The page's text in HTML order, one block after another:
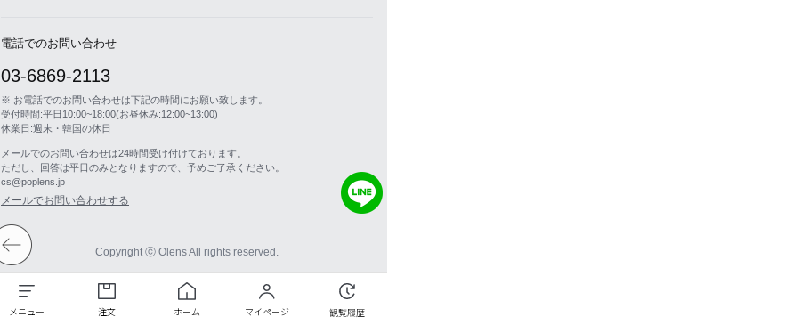
電話でのお問い合わせ
03-6869-2113
※ お電話でのお問い合わせは下記の時間にお願い致します。
受付時間:平日10:00~18:00(お昼休み:12:00~13:00)
休業日:週末・韓国の休日
メールでのお問い合わせは24時間受け付けております。
ただし、回答は平日のみとなりますので、予めご了承ください。
cs@poplens.jp
メールでお問い合わせする
Copyright ⓒ Olens All rights reserved.
メニュー 注文 ホーム マイページ 観覧履歴